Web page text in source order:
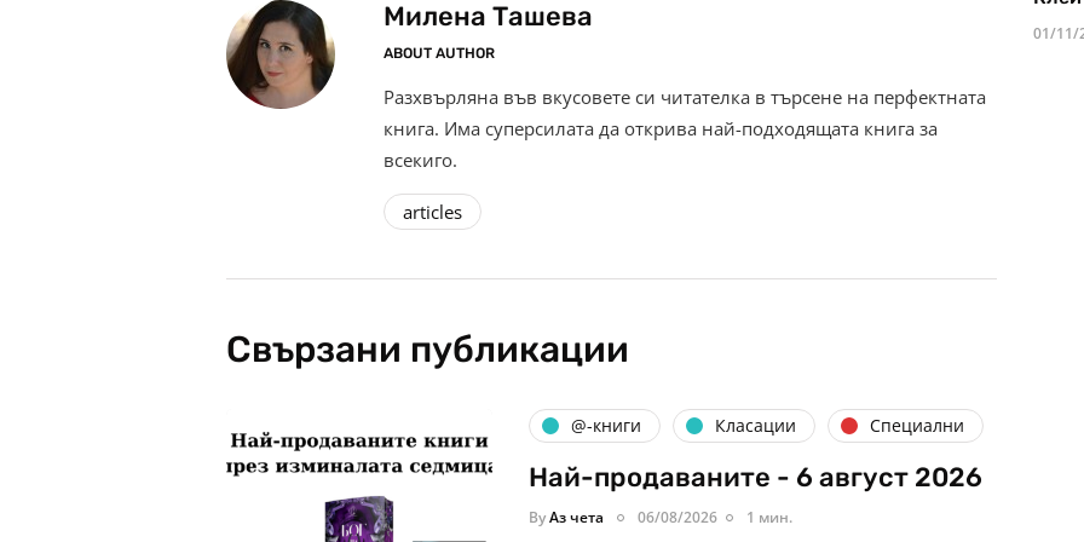
Милена Ташева
ABOUT AUTHOR
Разхвърляна във вкусовете си читателка в търсене на перфектната
книга. Има суперсилата да открива най-подходящата книга за
всекиго.
articles
Свързани публикации
@-книги Класации Специални
Най-продаваните - 6 август 2026
ByАз чета 06/08/2026 1 мин.
01/11/